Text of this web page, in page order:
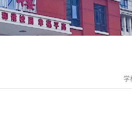
学